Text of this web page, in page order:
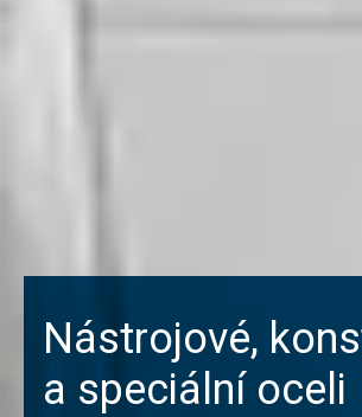
Nástrojové,
a speciální oceli